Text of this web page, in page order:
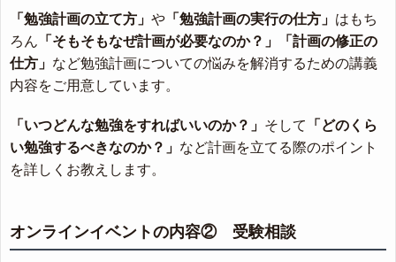
「勉強計画の立て方」 や 「勉強計画の実行の仕方」 はもち
ろん 「そもそもなぜ計画が必要なのか？」
「計画の修正の
仕方」 など勉強計画についての悩みを解消するための講義
内容をご用意しています。
「いつどんな勉強をすればいいのか？」 そして
「どのくら
い勉強するべきなのか？」 など計画を立てる際のポイント
を詳しくお教えします。
オンラインイベントの内容② 受験相談